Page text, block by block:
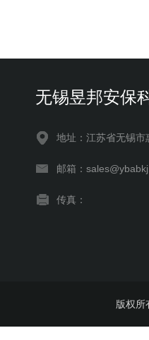
无锡昱邦安保
地址：江苏省无锡
邮箱：
传真：
版权